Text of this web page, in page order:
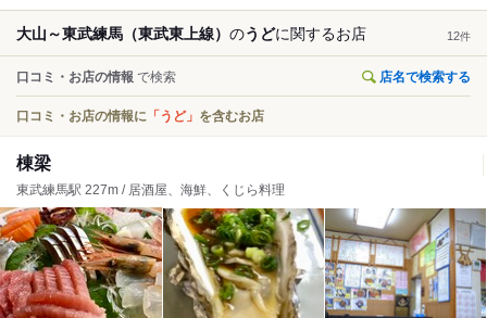
大山～東武練馬（東武東上線） のうどに関するお店 12件
口コミ・お店の情報 で検索 店名で検索する
口コミ・お店の情報に 「うど」 を含むお店
棟梁
東武練馬駅 227m / 居酒屋、海鮮、くじら料理